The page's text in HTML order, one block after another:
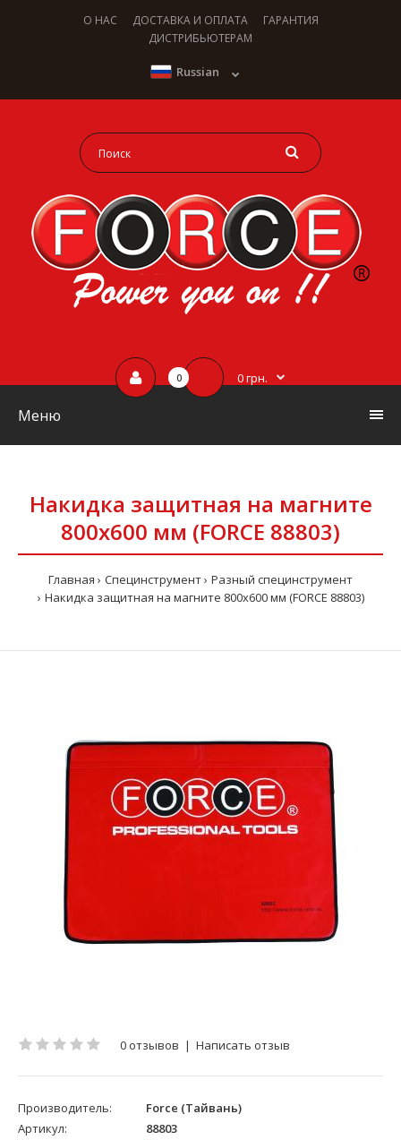
О НАС ДОСТАВКА И ОПЛАТА
ГАРАНТИЯ
ДИСТРИБЬЮТЕРАМ
Russian
0 0 грн.
Меню
Накидка защитная на магните
800х600 мм (FORCE 88803)
Главная Специнструмент
Разный специнструмент
Накидка защитная на магните 800х600 мм (FORCE 88803)
0 отзывов | Написать отзыв
Производитель:
Force (Тайвань)
Артикул:
88803